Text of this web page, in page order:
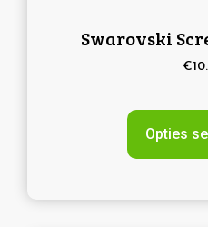
Swarovski
€
Opties